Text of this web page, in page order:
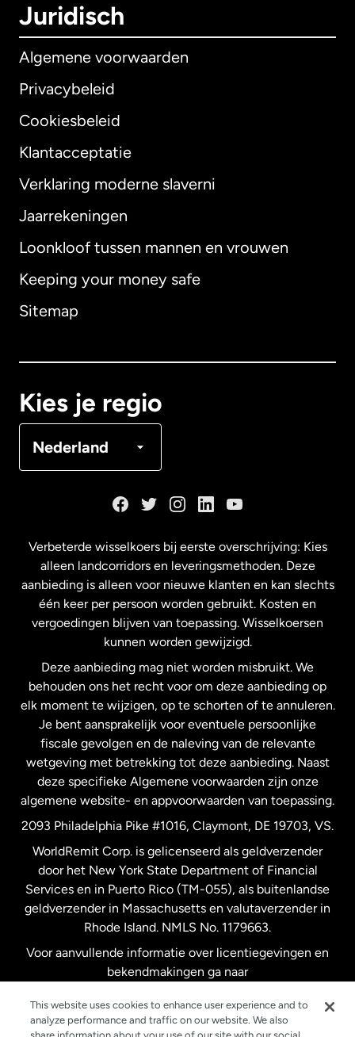
Juridisch
Algemene voorwaarden
Privacybeleid
Cookiesbeleid
Klantacceptatie
Verklaring moderne slaverni
Jaarrekeningen
Loonkloof tussen mannen en vrouwen
Keeping your money safe
Sitemap
Kies je regio
Nederland
Internationaal English
Australië
Maleisië
Nederland
Nieuw-Zeeland
Spanje
Verenigd Koninkrijk
Verenigde Staten English
Verenigde Staten Español
Zweden
Verbeterde wisselkoers bij eerste overschrijving: Kies
alleen landcorridors en leveringsmethoden. Deze
aanbieding is alleen voor nieuwe klanten en kan slechts
één keer per persoon worden gebruikt. Kosten en
vergoedingen blijven van toepassing. Wisselkoersen
kunnen worden gewijzigd.
Deze aanbieding mag niet worden misbruikt. We
behouden ons het recht voor om deze aanbieding op
elk moment te wijzigen, op te schorten of te annuleren.
Je bent aansprakelijk voor eventuele persoonlijke
fiscale gevolgen en de naleving van de relevante
wetgeving met betrekking tot deze aanbieding. Naast
deze specifieke Algemene voorwaarden zijn onze
algemene website- en appvoorwaarden van toepassing.
2093 Philadelphia Pike #1016, Claymont, DE 19703, VS.
WorldRemit Corp. is gelicenseerd als geldverzender
door het New York State Department of Financial
Services en in Puerto Rico (TM-055), als buitenlandse
geldverzender in Massachusetts en valutaverzender in
Rhode Island. NMLS No. 1179663.
Voor aanvullende informatie over licentiegevingen en
bekendmakingen ga naar
This website uses cookies to enhance user experience and to
analyze performance and traffic on our website. We also